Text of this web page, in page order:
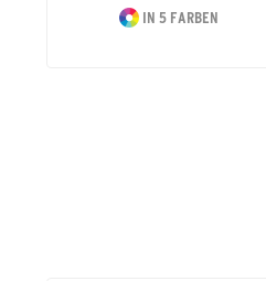
IN 5 FARBEN